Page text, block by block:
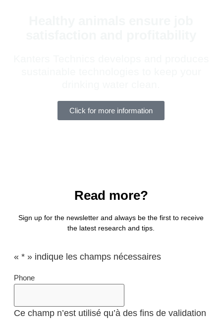
Click for more information
Read more?
Sign up for the newsletter and always be the first to receive
the latest research and tips.
« * » indique les champs nécessaires
Phone
Ce champ n’est utilisé qu’à des fins de validation